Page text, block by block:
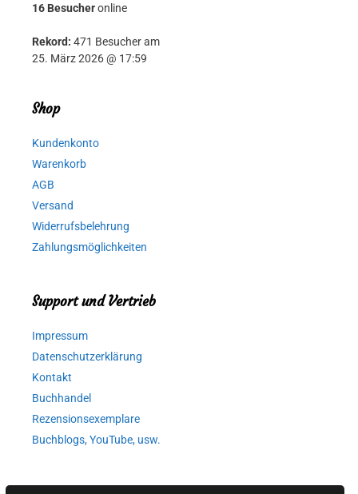
16 Besucheronline
Rekord: 471 Besucher am
25. März 2026 @ 17:59
Shop
Kundenkonto
Warenkorb
AGB
Versand
Widerrufsbelehrung
Zahlungsmöglichkeiten
Support und Vertrieb
Impressum
Datenschutzerklärung
Kontakt
Buchhandel
Rezensionsexemplare
Buchblogs, YouTube, usw.